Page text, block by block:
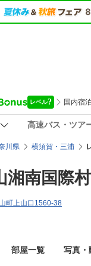
高速バス・ツア
川県 横須賀・三浦
湘南国
町上山口1560-38
部屋一覧 写真・